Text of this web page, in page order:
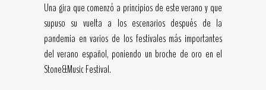
Una gira que comenzó a principios de este verano y que
supuso su vuelta a los escenarios después de la
pandemia en varios de los festivales más importantes
del verano español, poniendo un broche de oro en el
Stone&Music Festival.